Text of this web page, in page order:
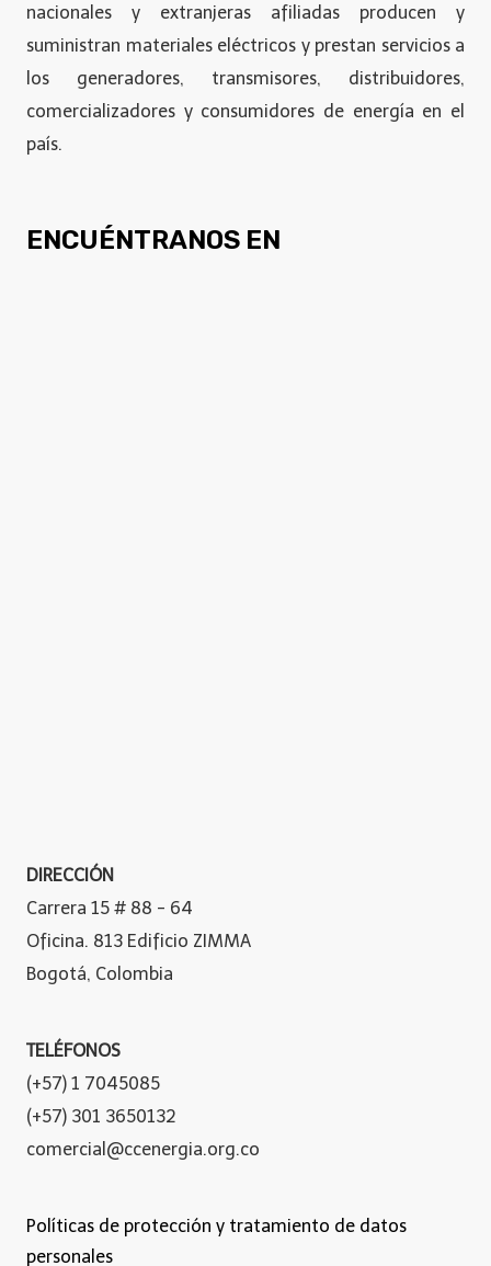
nacionales y extranjeras afiliadas producen y
suministran materiales eléctricos y prestan servicios a
los generadores, transmisores, distribuidores,
comercializadores y consumidores de energía en el
país.
ENCUÉNTRANOS EN
DIRECCIÓN
Carrera 15 # 88 - 64
Oficina. 813 Edificio ZIMMA
Bogotá, Colombia
TELÉFONOS
(+57) 1 7045085
(+57) 301 3650132
comercial@ccenergia.org.co
Políticas de protección y tratamiento de datos
personales